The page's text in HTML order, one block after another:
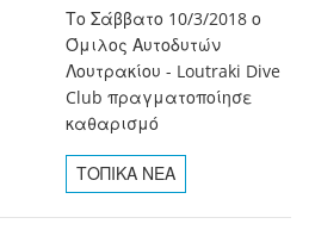
Το Σάββατο 10/3/2018 ο
Όμιλος Αυτοδυτών
Λουτρακίου - Loutraki Dive
Club πραγματοποίησε
καθαρισμό
ΤΟΠΙΚΑ ΝΕΑ